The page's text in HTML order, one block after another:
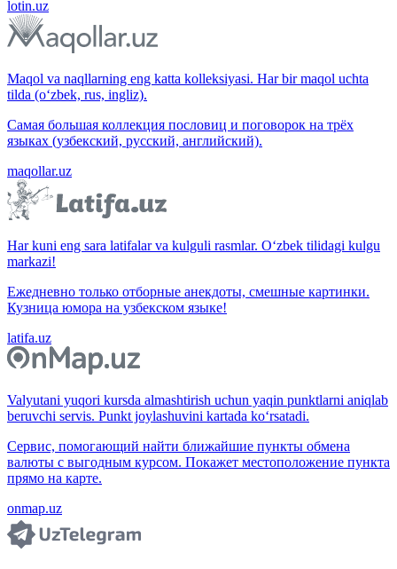
lotin.uz
Maqol va naqllarning eng katta kolleksiyasi. Har bir maqol uchta
tilda (o‘zbek, rus, ingliz).
Самая большая коллекция пословиц и поговорок на трёх
языках (узбекский, русский, английский).
maqollar.uz
Har kuni eng sara latifalar va kulguli rasmlar. O‘zbek tilidagi kulgu
markazi!
Ежедневно только отборные анекдоты, смешные картинки.
Кузница юмора на узбекском языке!
latifa.uz
Valyutani yuqori kursda almashtirish uchun yaqin punktlarni aniqlab
beruvchi servis. Punkt joylashuvini kartada ko‘rsatadi.
Сервис, помогающий найти ближайшие пункты обмена
валюты с выгодным курсом. Покажет местоположение пункта
прямо на карте.
onmap.uz